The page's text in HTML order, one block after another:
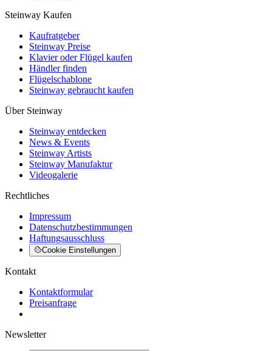
Steinway Kaufen
Kaufratgeber
Steinway Preise
Klavier oder Flügel kaufen
Händler finden
Flügelschablone
Steinway gebraucht kaufen
Über Steinway
Steinway entdecken
News & Events
Steinway Artists
Steinway Manufaktur
Videogalerie
Rechtliches
Impressum
Datenschutzbestimmungen
Haftungsausschluss
Cookie Einstellungen
Kontakt
Kontaktformular
Preisanfrage
Newsletter